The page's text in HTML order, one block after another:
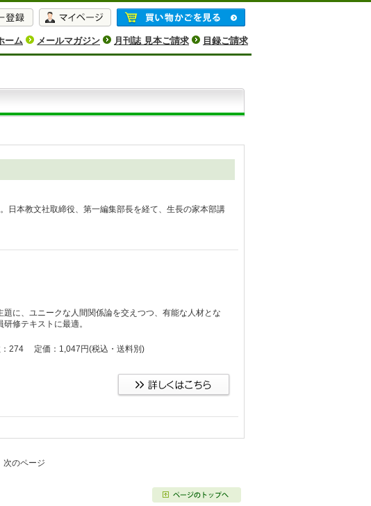
ーム メールマガジン 月刊誌 見本ご請求 目録ご請求
日本教文社取締役、第一編集部長を経て、生長の家本部講
に、ユニークな人間関係論を交えつつ、有能な人材とな
修テキストに最適。
：274 定価：1,047円(税込・送料別)
次のページ